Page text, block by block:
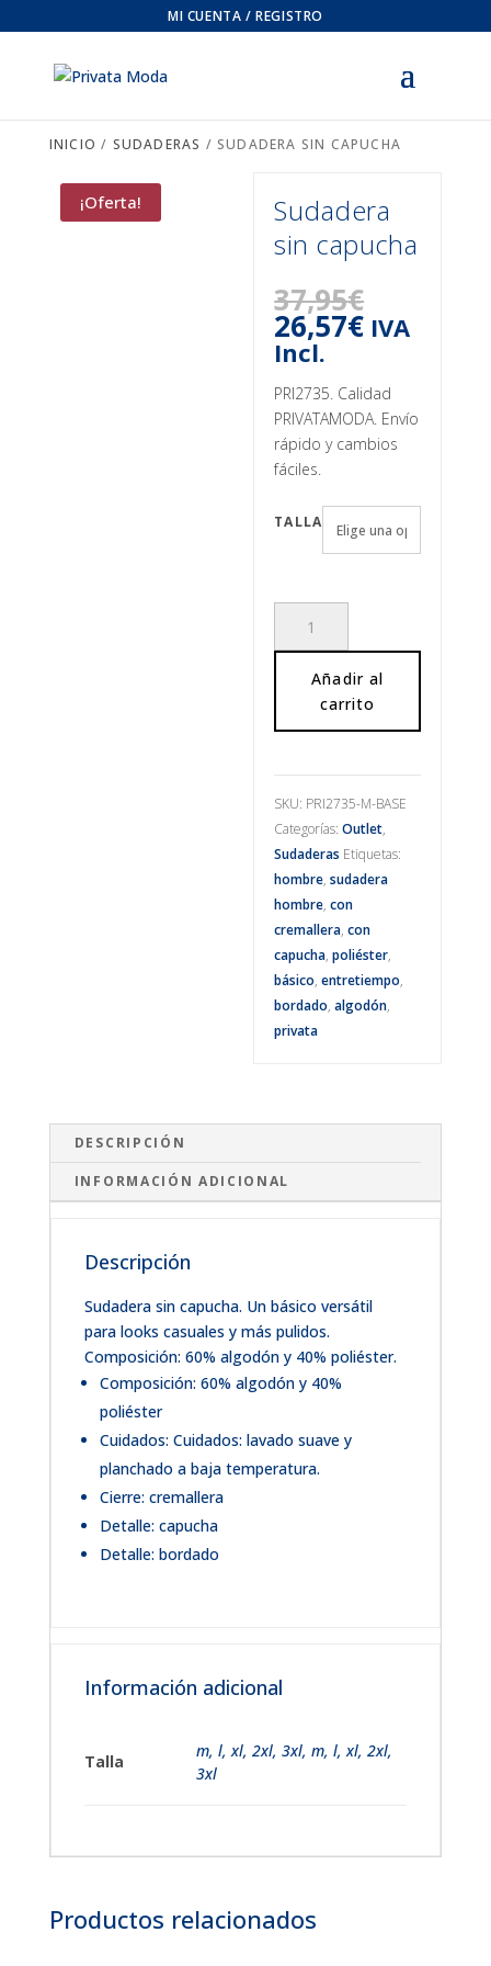
MI CUENTA / REGISTRO
INICIO / SUDADERAS / SUDADERA SIN CAPUCHA
¡Oferta!
Sudadera
sin capucha
37,95€
precio
original
37,95€.
26,57€El
precio
es:
26,57€.
IVA
Incl.
PRI2735. Calidad
PRIVATAMODA. Envío
rápido y cambios
fáciles.
TALLA
cantidad
Añadir al
carrito
SKU: PRI2735-M-BASE
Categorías:Outlet,
Sudaderas Etiquetas:
hombre,sudadera
hombre,con
cremallera,con
capucha,poliéster,
básico,entretiempo,
bordado,algodón,
privata
DESCRIPCIÓN
INFORMACIÓN ADICIONAL
Descripción
Sudadera sin capucha. Un básico versátil
para looks casuales y más pulidos.
Composición: 60% algodón y 40% poliéster.
Composición: 60% algodón y 40%
poliéster
Cuidados: Cuidados: lavado suave y
planchado a baja temperatura.
Cierre: cremallera
Detalle: capucha
Detalle: bordado
Información adicional
Talla
m, l,xl, 2xl, 3xl, m, l, xl, 2xl,
3xl
Productos relacionados